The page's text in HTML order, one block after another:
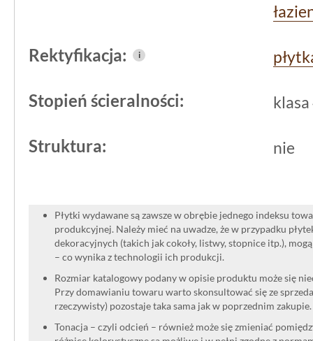
Rektyfikacja: i
Stopień ścieralności: klasa
Struktura: nie
Płytki wydawane są zawsze w obrębie jednego indeksu
produkcyjnej. Należy mieć na uwadze, że w przypadku
dekoracyjnych (takich jak cokoły, listwy, stopnice itp.),
– co wynika z technologii ich produkcji.
Rozmiar katalogowy podany w opisie produktu może się
Przy domawianiu towaru warto skonsultować się ze
rzeczywisty) pozostaje taka sama jak w poprzednim zakupie.
Tonacja – czyli odcień – również może się zmieniać